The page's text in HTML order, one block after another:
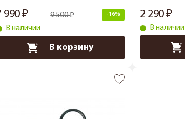
990 9 500 -16%
В наличии
В корзину
2 290
В наличии